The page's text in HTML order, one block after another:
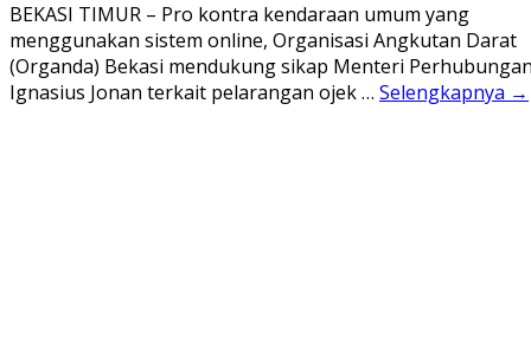
BEKASI TIMUR – Pro kontra kendaraan umum yang
menggunakan sistem online, Organisasi Angkutan Darat
(Organda) Bekasi mendukung sikap Menteri
Ignasius Jonan terkait pelarangan ojek … Selengkapnya →